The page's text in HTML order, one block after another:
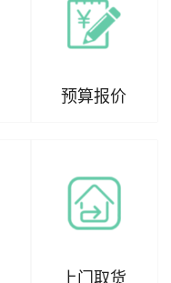
预算报价
上门取货